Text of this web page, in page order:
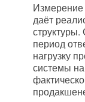
Измерение
даёт
период
нагрузку
системы